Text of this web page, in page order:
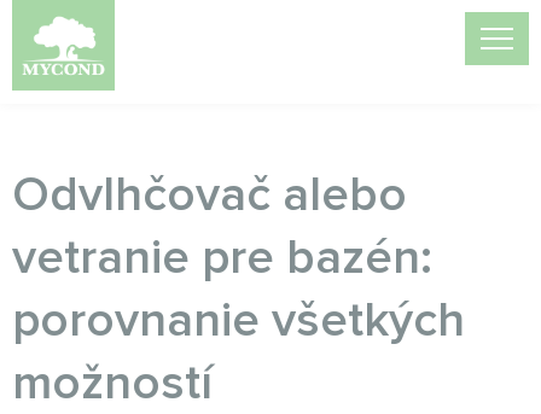
Odvlhčovač alebo
vetranie pre bazén:
porovnanie všetkých
možností